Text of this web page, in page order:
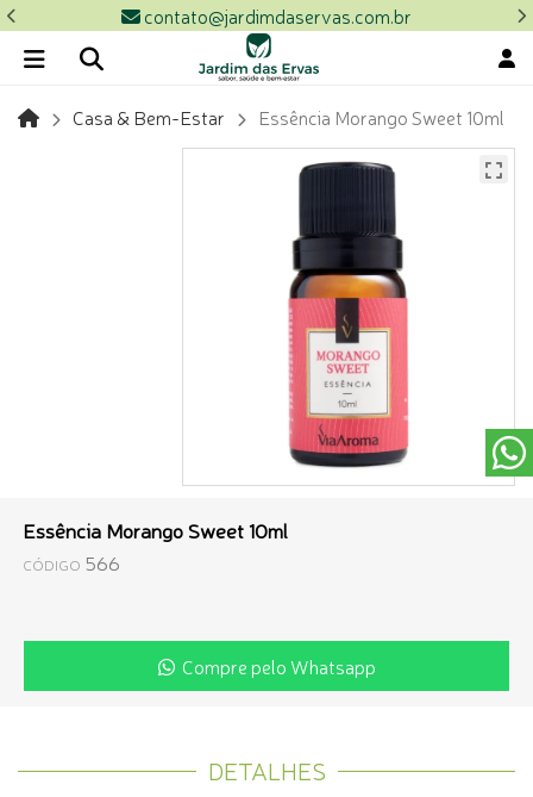
contato@jardimdaservas.com.br
Casa & Bem-Estar Essência Morango Sweet 10ml
Essência Morango Sweet 10ml
CÓDIGO 566
Compre pelo Whatsapp
DETALHES